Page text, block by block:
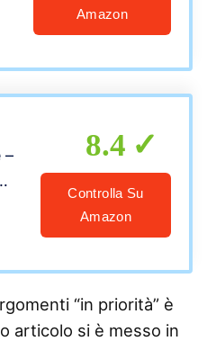
Amazon
–
8.4
Controlla Su
Amazon
“in priorità” è
articolo si è messo in